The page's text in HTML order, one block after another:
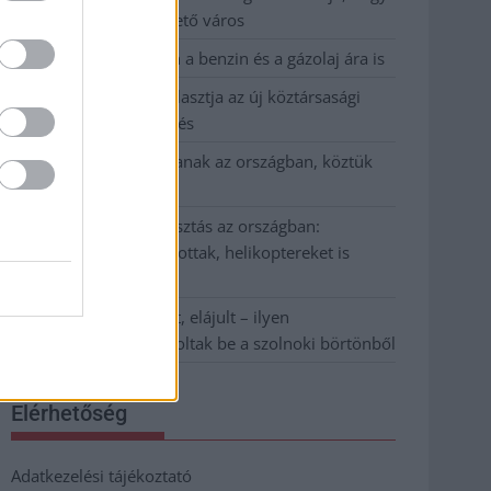
Szolnok mennyire élhető város
Pénteken újra csökken a benzin és a gázolaj ára is
Napokon belül megválasztja az új köztársasági
elnököt az Országgyűlés
Kiterjedt tüzek pusztítanak az országban, köztük
Karcagon
Harmadfokú hőségriasztás az országban:
Szolnokon klímát javítottak, helikoptereket is
A zárkában rosszul lett, elájult – ilyen
körülményekről számoltak be a szolnoki börtönből
Elérhetőség
Adatkezelési tájékoztató